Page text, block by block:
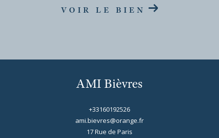
VOIR LE BIEN
AMI Bièvres
+33160192526
ami.bievres@orange.fr
17 Rue de Paris